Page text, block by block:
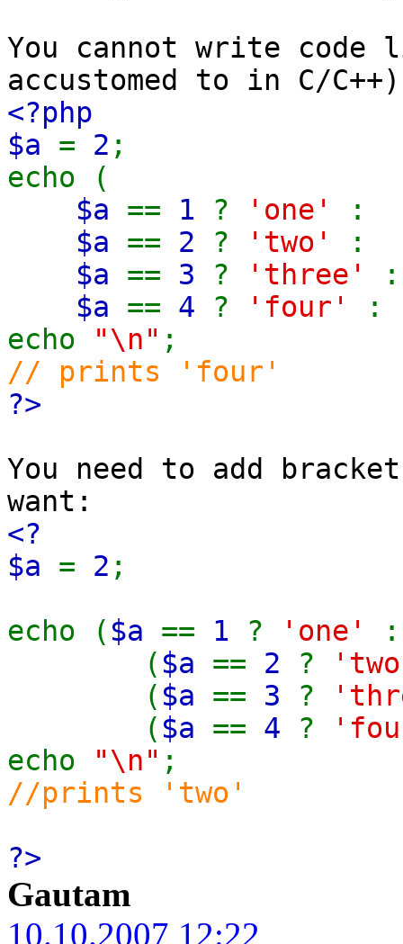
You cannot write code
accustomed to in C/
<?php
$a = 2 ;
echo (
$a == 1 ? 'one'
:
$a == 2 ? 'two'
:
$a == 3 ? 'three'
:
$a == 4 ? 'four' :
echo
"\n" ;
// prints 'four'
?>
You need to add
want:
<?
$a = 2 ;
echo ( $a == 1 ? 'one'
:
( $a == 2 ?
( $a == 3 ?
( $a == 4 ?
echo
"\n" ;
//prints 'two'
?>
Gautam
10.10.2007 12:22